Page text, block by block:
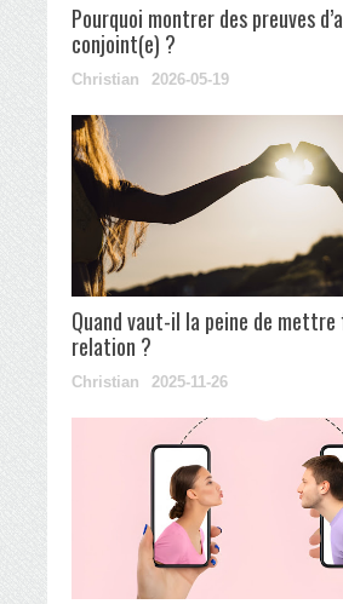
Pourquoi montrer des preuves
conjoint(e) ?
Christian 2026-05-19
Quand vaut-il la peine de mettre
relation ?
Christian 2025-11-26